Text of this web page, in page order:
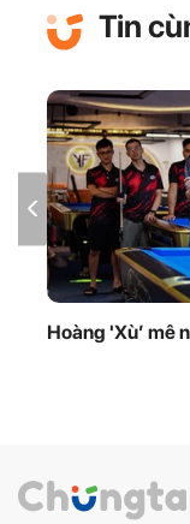
Tin
Hoàng 'Xù’ mê